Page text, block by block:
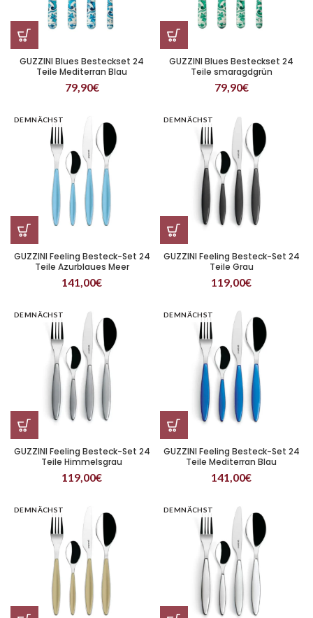
GUZZINI Blues Besteckset 24
Teile Mediterran Blau
79,90€
GUZZINI Blues Besteckset 24
Teile smaragdgrün
79,90€
DEMNÄCHST
GUZZINI Feeling Besteck-Set 24
Teile Azurblaues Meer
141,00€
DEMNÄCHST
GUZZINI Feeling Besteck-Set 24
Teile Grau
119,00€
DEMNÄCHST
GUZZINI Feeling Besteck-Set 24
Teile Himmelsgrau
119,00€
DEMNÄCHST
GUZZINI Feeling Besteck-Set 24
Teile Mediterran Blau
141,00€
DEMNÄCHST DEMNÄCHST